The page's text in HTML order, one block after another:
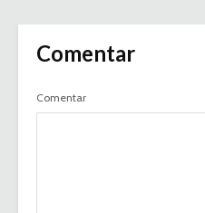
Comentar
Comentar